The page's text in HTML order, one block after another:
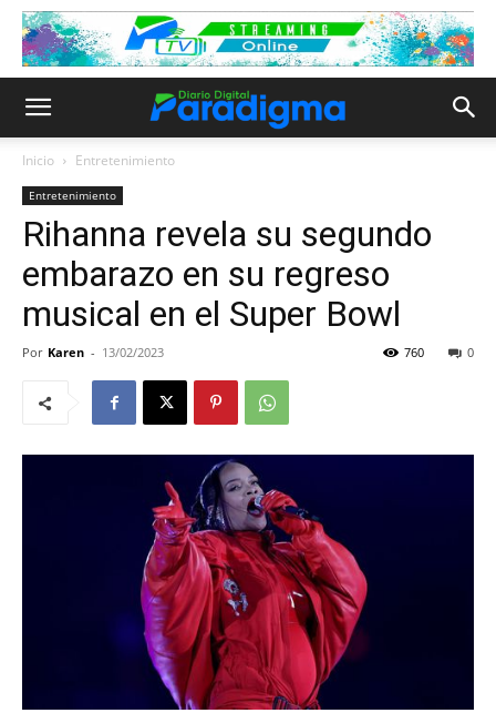
Inicio Entretenimiento
Entretenimiento
Rihanna revela su segundo
embarazo en su regreso
musical en el Super Bowl
Por Karen - 13/02/2023 0
760